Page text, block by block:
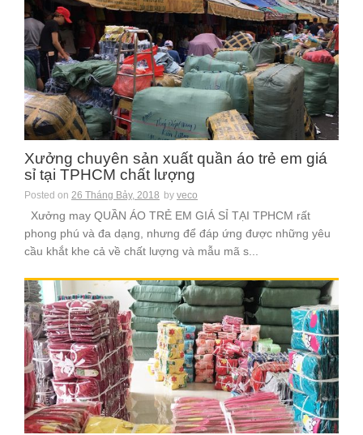
Xưởng chuyên sản xuất quần áo trẻ em giá
sỉ tại TPHCM chất lượng
Posted on 26 Tháng Bảy, 2018 by veco
Xưởng may QUẦN ÁO TRẺ EM GIÁ SỈ TẠI TPHCM rất
phong phú và đa dạng, nhưng để đáp ứng được những yêu
cầu khắt khe cả về chất lượng và mẫu mã s...